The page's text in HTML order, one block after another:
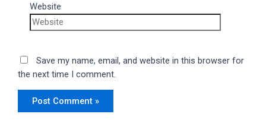
Website
Save my name, email, and website in this browser for
the next time I comment.